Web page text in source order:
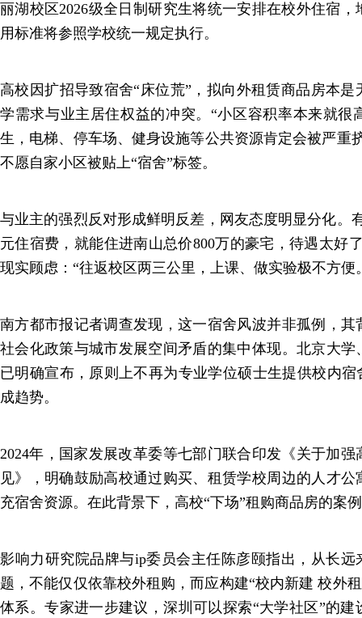
丽湖校区2026级全日制研究生将统一安排在校外住宿
用标准将参照学校统一规定执行。
高校因扩招导致宿舍“床位荒”，拟向外租赁商品房本
学需求与业主居住权益的冲突。“小区容积率本来就很
生，电梯、停车场、健身设施等公共资源肯定会被严重
不愿自家小区被贴上“宿舍”标签。
与业主的强烈反对形成鲜明反差，网友态度明显分化。
元住宿费，就能住进南山总价800万的豪宅，待遇太好
现实顾虑：“往返校区两三公里，上课、做实验极不方便
南方都市报记者调查发现，这一宿舍风波并非孤例，
社会化政策与城市发展空间矛盾的集中体现。北京大
已明确宣布，原则上不再为专业学位硕士生提供校内宿
成趋势。
2024年，国家发展改革委等七部门联合印发《关于加
见》，明确鼓励高校通过购买、租赁学校周边的人才
充宿舍资源。在此背景下，高校“下场”租购商品房的案
影响力研究院品牌与ip委员会主任陈彦颐指出，从长远
题，不能仅仅依靠校外租购，而应构建“校内新建 校外
体系。专家进一步建议，深圳可以探索“大学社区”的